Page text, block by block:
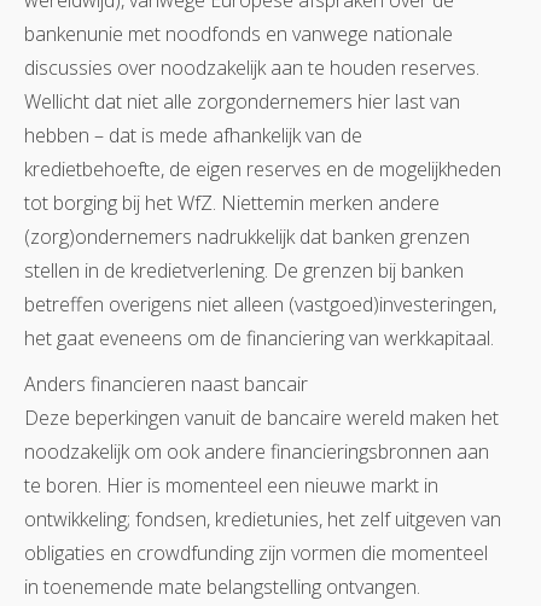
bankenunie met noodfonds en vanwege nationale
discussies over noodzakelijk aan te houden reserves.
Wellicht dat niet alle zorgondernemers hier last van
hebben – dat is mede afhankelijk van de
kredietbehoefte, de eigen reserves en de mogelijkheden
tot borging bij het WfZ. Niettemin merken andere
(zorg)ondernemers nadrukkelijk dat banken grenzen
stellen in de kredietverlening. De grenzen bij banken
betreffen overigens niet alleen (vastgoed)investeringen,
het gaat eveneens om de financiering van werkkapitaal.
Anders financieren naast bancair
Deze beperkingen vanuit de bancaire wereld maken het
noodzakelijk om ook andere financieringsbronnen aan
te boren. Hier is momenteel een nieuwe markt in
ontwikkeling; fondsen, kredietunies, het zelf uitgeven van
obligaties en crowdfunding zijn vormen die momenteel
in toenemende mate belangstelling ontvangen.